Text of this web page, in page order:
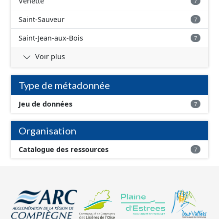
"provisoire".
Saint-Sauveur 7
Saint-Jean-aux-Bois 7
Voir plus
Type de métadonnée
Jeu de données 7
Organisation
Catalogue des ressources 7